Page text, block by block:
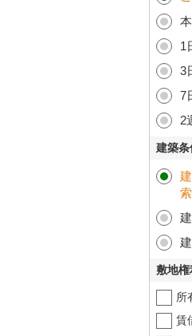
1
3
7
2
建築条
敷地権
所
賃